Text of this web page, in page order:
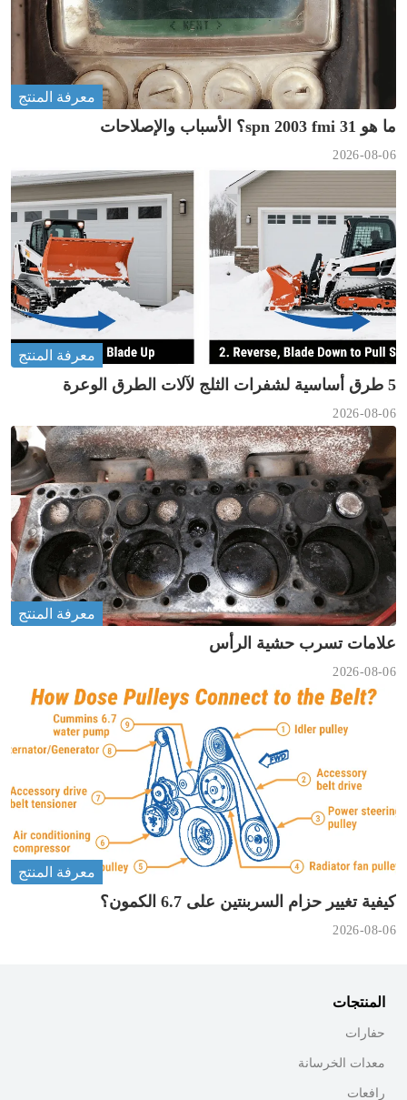
معرفة المنتج
ما هو spn 2003 fmi 31؟ الأسباب والإصلاحات
2026-08-06
معرفة المنتج
5 طرق أساسية لشفرات الثلج لآلات الطرق الوعرة
2026-08-06
معرفة المنتج
علامات تسرب حشية الرأس
2026-08-06
معرفة المنتج
كيفية تغيير حزام السربنتين على 6.7 الكمون؟
2026-08-06
المنتجات
حفارات
معدات الخرسانة
رافعات